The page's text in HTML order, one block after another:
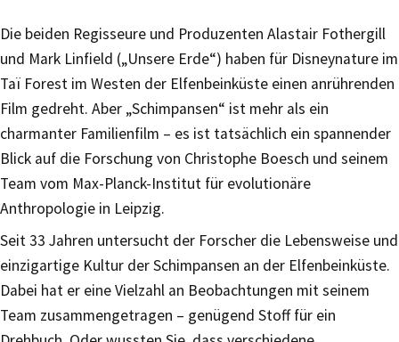
Die beiden Regisseure und Produzenten Alastair Fothergill
und Mark Linfield („Unsere Erde“) haben für Disneynature im
Taï Forest im Westen der Elfenbeinküste einen anrührenden
Film gedreht. Aber „Schimpansen“ ist mehr als ein
charmanter Familienfilm – es ist tatsächlich ein spannender
Blick auf die Forschung von Christophe Boesch und seinem
Team vom Max-Planck-Institut für evolutionäre
Anthropologie in Leipzig.
Seit 33 Jahren untersucht der Forscher die Lebensweise und
einzigartige Kultur der Schimpansen an der Elfenbeinküste.
Dabei hat er eine Vielzahl an Beobachtungen mit seinem
Team zusammengetragen – genügend Stoff für ein